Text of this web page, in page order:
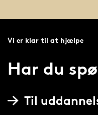
Vi er klar til at hjælpe
Har du
Til